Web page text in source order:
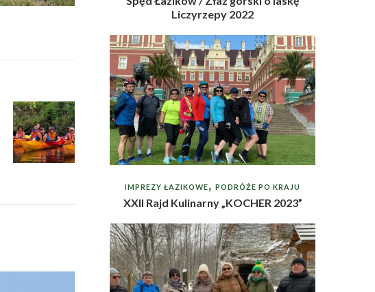
Liczyrzepy 2022
IMPREZY ŁAZIKOWE PODRÓŻE PO KRAJU
XXII Rajd Kulinarny „KOCHER 2023”